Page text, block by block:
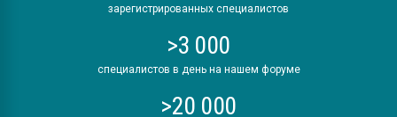
зарегистрированных специалистов
>3 000
специалистов в день на нашем форуме
>20 000